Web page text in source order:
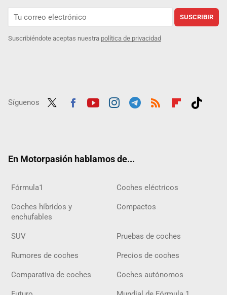
SUSCRIBIR
Suscribiéndote aceptas nuestra política de privacidad
Síguenos
En Motorpasión hablamos de...
Fórmula1 Coches eléctricos
Coches híbridos y
enchufables
Compactos
SUV Pruebas de coches
Rumores de coches Precios de coches
Comparativa de coches Coches autónomos